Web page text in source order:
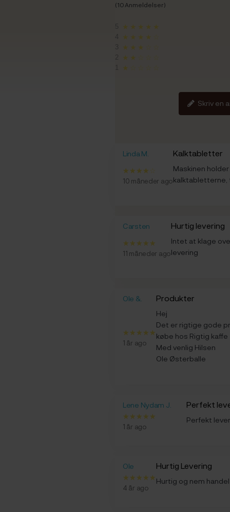
(10 Anmeldelser)
5 ★★★★★
★★★★☆
3 ★★★☆☆
★★☆☆☆
★☆☆☆☆
Skriv en
Linda M.
10 måneder ago
Kalktabletter
Maskinen
kalktabletterne,
Carsten
11 måneder ago
Hurtig levering
Intet at klage
levering
Ole &.
1 år ago
Produkter
Hej
Det er rigtige gode
købe hos Rigtig kaffe
Med venlig Hilsen
Ole Østerballe
Lene Nydam J.
1 år ago
Perfekt
Perfekt
Ole
4 år ago
Hurtig Levering
Hurtig og nem handel